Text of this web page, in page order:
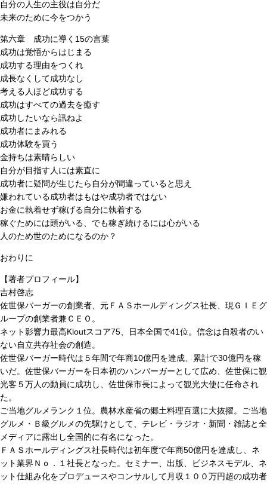
自分の人生の主役は自分だ
未来のために今をつかう
第六章 成功に導く15の言葉
成功は覚悟からはじまる
成功する理由をつくれ
成長なくして成功なし
考える人ほど成功する
成功はすべての過去を癒す
成功したいなら訊ねよ
成功者にまみれる
成功体験を買う
金持ちは素晴らしい
自分が目指す人には素直に
成功者に疑問が生じたら自分が間違っていると思え
嫌われている成功者はもはや成功者ではない
お金に執着せず稼げる自分に執着する
稼ぐためには頭がいる、でも稼ぎ続けるには心がいる
人のため世のためになるのか？
おわりに
【著者プロフィール】
吉村啓志
佐世保バーガーの創業者、元ＦＡＳホールディングス社長、現ＧＩＥグ
ループの創業者兼ＣＥＯ。
ネット影響力最高Kloutスコア75、日本全国で41位。信念は自殺者のい
ない自立共存社会の創造。
佐世保バーガー時代は５年間で年商10億円を達成、累計で30億円を稼
いだ。佐世保バーガーを日本初のハンバーガーとして広め、佐世保に観
光客５万人の動員に成功し、佐世保市長によって観光大使に任命され
た。
ご当地グルメランク１位。農林水産省の郷土料理百選に大抜擢。ご当地
グルメ・Ｂ級グルメの先駆けとして、テレビ・ラジオ・新聞・雑誌と全
メディアに露出し全国的に有名になった。
ＦＡＳホールディングス社長時代は初年度で年商50億円を達成し、ネ
ット業界Ｎｏ．１社長となった。セミナー、出版、ビジネスモデル、ネ
ット仕組み化をプロデュースやコンサルして月収１００万円超の成功者